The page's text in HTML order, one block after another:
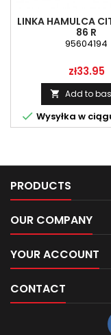
LINKA HAMULCA
86 R
95604194
Price
zł33.95
 Add to
 Wysyłka w
PRODUCTS
OUR COMPANY
YOUR ACCOUNT
CONTACT